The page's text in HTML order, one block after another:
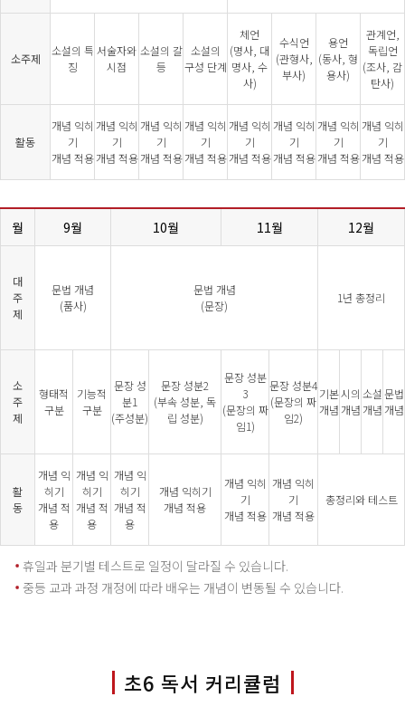
소주제
소설의 특
징
서술자와
시점
소설의 갈
등
소설의
구성 단계
체언
(명사, 대
명사, 수
사)
수식언
(관형사,
부사)
용언
(동사, 형
용사)
관계언,
독립언
(조사, 감
탄사)
활동
개념 익히
기
개념 적용
개념 익히
기
개념 적용
개념 익히
기
개념 적용
개념 익히
기
개념 적용
개념 익히
기
개념 적용
개념 익히
기
개념 적용
개념 익히
기
개념 적용
개념 익히
기
개념 적용
월 9월 10월 11월 12월
대
주
제
문법 개념
(품사)
문법 개념
(문장)
1년 총정리
소
주
제
형태적
구분
기능적
구분
문장 성
분1
(주성분)
문장 성분2
(부속 성분, 독
립 성분)
문장 성분
3
(문장의 짜
임1)
문장 성분4
(문장의 짜
임2)
기본
개념
시의
개념
소설
개념
문법
개념
활
동
개념 익
히기
개념 적
용
개념 익
히기
개념 적
용
개념 익
히기
개념 적
용
개념 익히기
개념 적용
개념 익히
기
개념 적용
개념 익히
기
개념 적용
총정리와 테스트
휴일과 분기별 테스트로 일정이 달라질 수 있습니다.
중등 교과 과정 개정에 따라 배우는 개념이 변동될 수 있습니다.
초6 독서 커리큘럼